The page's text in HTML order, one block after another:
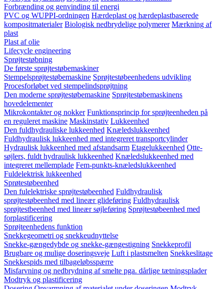
Forbrænding og genvinding til energi
PVC og WUPPI-ordningen Hærdeplast og hærdeplastbaserede
kompositmaterialer Biologisk nedbrydelige polymerer Mærkning af
plast
Plast af olie
Lifecycle engineering
Sprøjtestøbning
De første sprøjtestøbemaskiner
Stempelsprøjtestøbemaskine Sprøjtestøbeenhedens udvikling
Procesforløbet ved stempelindsprøjtning
Den moderne sprøjtestøbemaskine Sprøjtestøbemaskinens
hovedelementer
Mikrokontakter og nokker Funktionsprincip for sprøjteenheden på
en reguleret maskine Maskinstativ Lukkeenhed
Den fuldhydrauliske lukkeenhed Knæledslukkeenhed
Fuldhydraulisk lukkeenhed med integreret transportcylinder
Hydraulisk lukkeenhed med afstandsarm Etagelukkeenhed Otte-
søjlers, fuldt hydraulisk lukkeenhed Knæledslukkeenhed med
integreret mellemplade Fem-punkts-knæledslukkeenhed
Fuldelektrisk lukkeenhed
Sprøtestøbeenhed
Den fulelektriske sprøjtestøbeenhed Fuldhydraulisk
sprøjtestøbeenhed med lineær glideføring Fuldhydraulisk
sprøjtestbeenhed med lineær søjleføring Sprøjtestøbeenhed med
forplastificering
Sprøjteenhedens funktion
Snekkegeometri og snekkeudnyttelse
Snekke-gængedybde og snekke-gængestigning Snekkeprofil
Brugbare og mulige doseringsveje Luft i plastsmelten Snekkeslitage
Snekkespids med tilbageløbsspærre
Misfarvning og nedbrydning af smelte pga. dårlige tætningsplader
Modtryk og plastificering